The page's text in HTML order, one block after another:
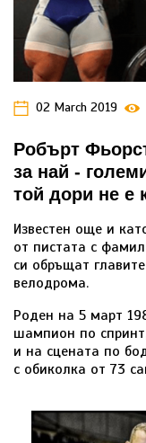
02 March 2019
Робърт
за най -
той дори не е
Известен още и
от пистата с
си обръщат
велодрома.
Роден на 5 март
шампион по
и на сцената по
с обиколка от 73